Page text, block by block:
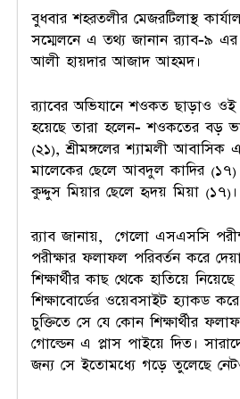
বুধবার শহরতলীর মেজরটিলাস্থ
সম্মেলনে এ তথ্য জানান র‌্যাব-৯
আলী হায়দার আজাদ আহমদ।
র‌্যাবের অভিযানে শওকত ছাড়াও
হয়েছে তারা হলেন- শওকতের বড়
(২১), শ্রীমঙ্গলের শ্যামলী
মালেকের ছেলে আবদুল কাদির
কুদ্দুস মিয়ার ছেলে হৃদয় মিয়া (১৭)।
র‌্যাব জানায়, গেলো এসএসসি
পরীক্ষার ফলাফল পরিবর্তন করে
শিক্ষার্থীর কাছ থেকে হাতিয়ে
শিক্ষাবোর্ডের ওয়েবসাইট হ্যাকড
চুক্তিতে সে যে কোন শিক্ষার্থীর
গোল্ডেন এ প্লাস পাইয়ে দিত।
জন্য সে ইতোমধ্যে গড়ে তুলেছে